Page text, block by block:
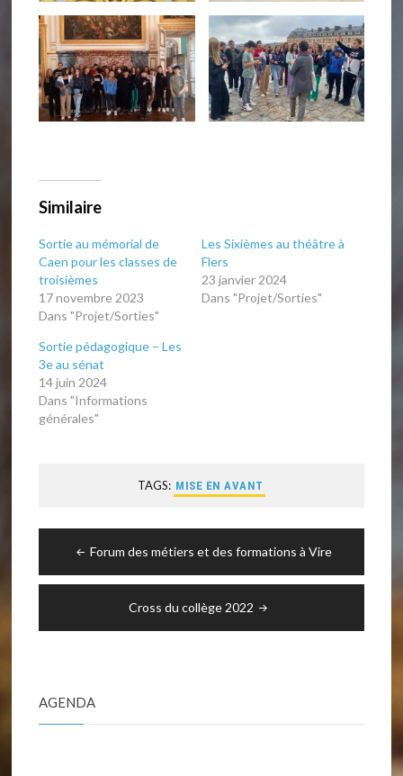
Similaire
Sortie au mémorial de
Caen pour les classes de
troisièmes
17 novembre 2023
Dans "Projet/Sorties"
Les Sixièmes au théâtre à
Flers
23 janvier 2024
Dans "Projet/Sorties"
Sortie pédagogique – Les
3e au sénat
14 juin 2024
Dans "Informations
générales"
TAGS: MISE EN AVANT
l’article
Forum des métiers et des formations à Vire
Cross du collège 2022
AGENDA